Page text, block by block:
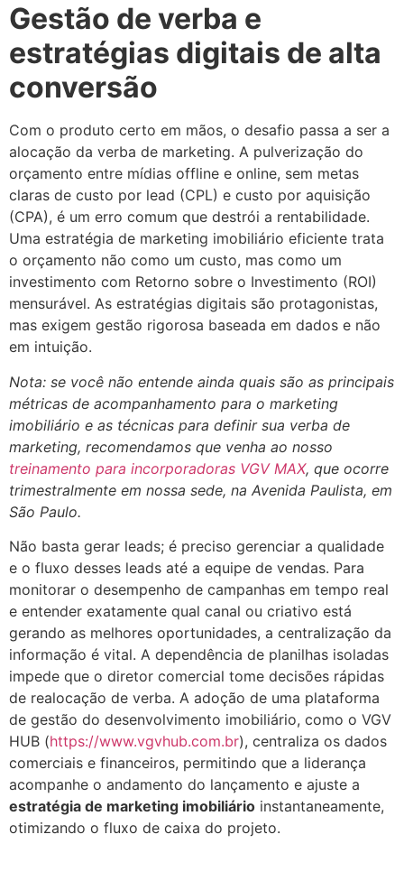
Gestão de verba e
estratégias digitais de alta
conversão
Com o produto certo em mãos, o desafio passa a ser a
alocação da verba de marketing. A pulverização do
orçamento entre mídias offline e online, sem metas
claras de custo por lead (CPL) e custo por aquisição
(CPA), é um erro comum que destrói a rentabilidade.
Uma estratégia de marketing imobiliário eficiente trata
o orçamento não como um custo, mas como um
investimento com Retorno sobre o Investimento (ROI)
mensurável. As estratégias digitais são protagonistas,
mas exigem gestão rigorosa baseada em dados e não
em intuição.
Nota: se você não entende ainda quais são as principais
métricas de acompanhamento para o marketing
imobiliário e as técnicas para definir sua verba de
marketing, recomendamos que venha ao nosso
treinamento para incorporadoras VGV MAX, que ocorre
trimestralmente em nossa sede, na Avenida Paulista, em
São Paulo.
Não basta gerar leads; é preciso gerenciar a qualidade
e o fluxo desses leads até a equipe de vendas. Para
monitorar o desempenho de campanhas em tempo real
e entender exatamente qual canal ou criativo está
gerando as melhores oportunidades, a centralização da
informação é vital. A dependência de planilhas isoladas
impede que o diretor comercial tome decisões rápidas
de realocação de verba. A adoção de uma plataforma
de gestão do desenvolvimento imobiliário, como o VGV
HUB (https://www.vgvhub.com.br), centraliza os dados
comerciais e financeiros, permitindo que a liderança
acompanhe o andamento do lançamento e ajuste a
estratégia de marketing imobiliário instantaneamente,
otimizando o fluxo de caixa do projeto.